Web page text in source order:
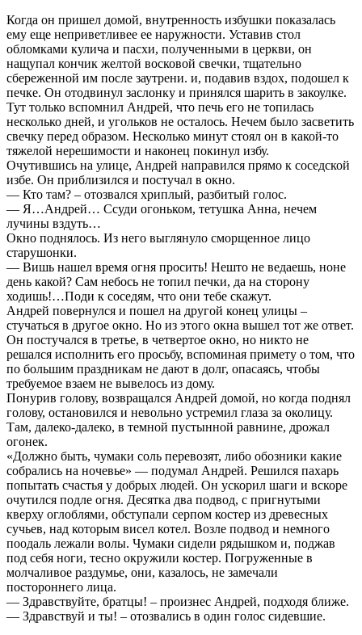
Когда он пришел домой, внутренность избушки показалась
ему еще неприветливее ее наружности. Уставив стол
обломками кулича и пасхи, полученными в церкви, он
нащупал кончик желтой восковой свечки, тщательно
сбереженной им после заутрени. и, подавив вздох, подошел к
печке. Он отодвинул заслонку и принялся шарить в закоулке.
Тут только вспомнил Андрей, что печь его не топилась
несколько дней, и угольков не осталось. Нечем было засветить
свечку перед образом. Несколько минут стоял он в какой-то
тяжелой нерешимости и наконец покинул избу.
Очутившись на улице, Андрей направился прямо к соседской
избе. Он приблизился и постучал в окно.
— Кто там? – отозвался хриплый, разбитый голос.
— Я…Андрей… Ссуди огоньком, тетушка Анна, нечем
лучины вздуть…
Окно поднялось. Из него выглянуло сморщенное лицо
старушонки.
— Вишь нашел время огня просить! Нешто не ведаешь, ноне
день какой? Сам небось не топил печки, да на сторону
ходишь!…Поди к соседям, что они тебе скажут.
Андрей повернулся и пошел на другой конец улицы –
стучаться в другое окно. Но из этого окна вышел тот же ответ.
Он постучался в третье, в четвертое окно, но никто не
решался исполнить его просьбу, вспоминая примету о том, что
по большим праздникам не дают в долг, опасаясь, чтобы
требуемое взаем не вывелось из дому.
Понурив голову, возвращался Андрей домой, но когда поднял
голову, остановился и невольно устремил глаза за околицу.
Там, далеко-далеко, в темной пустынной равнине, дрожал
огонек.
«Должно быть, чумаки соль перевозят, либо обозники какие
собрались на ночевье» — подумал Андрей. Решился пахарь
попытать счастья у добрых людей. Он ускорил шаги и вскоре
очутился подле огня. Десятка два подвод, с пригнутыми
кверху оглоблями, обступали серпом костер из древесных
сучьев, над которым висел котел. Возле подвод и немного
поодаль лежали волы. Чумаки сидели рядышком и, поджав
под себя ноги, тесно окружили костер. Погруженные в
молчаливое раздумье, они, казалось, не замечали
постороннего лица.
— Здравствуйте, братцы! – произнес Андрей, подходя ближе.
— Здравствуй и ты! – отозвались в один голос сидевшие.